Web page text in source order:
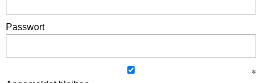
Passwort